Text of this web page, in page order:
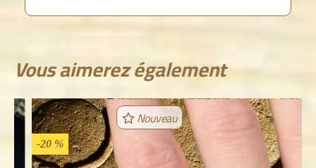
Vous aimerez également
-20 %